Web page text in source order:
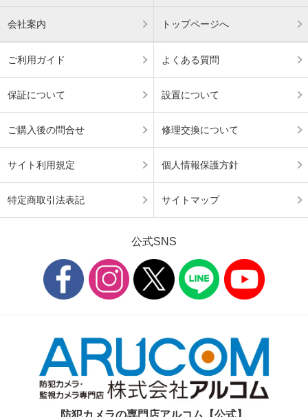
会社案内 トップページへ
ご利用ガイド よくある質問
保証について 設置について
ご購入後の問合せ 修理交換について
サイト利用規定 個人情報保護方針
特定商取引法表記 サイトマップ
公式SNS